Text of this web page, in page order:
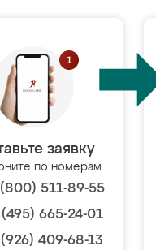
заявку
по номерам
511-89-55
665-24-01
409-68-13